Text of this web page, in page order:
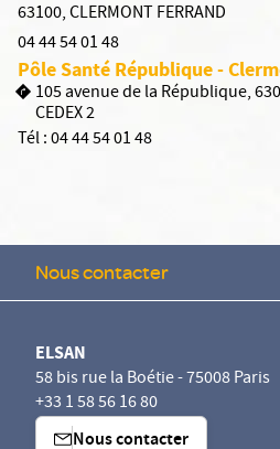
63100,CLERMONT FERRAND
04 44 54 01 48
Pôle Santé République -
105 avenue de la République,
CEDEX 2
Tél :04 44 54 01 48
Nous contacter
ELSAN
58 bis rue la Boétie - 75008 Paris
+33 1 58 56 16 80
Nous contacter